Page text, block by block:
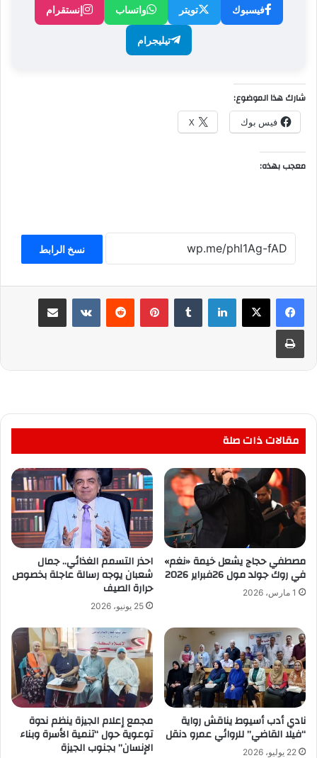
فيسبوك تويتر واتساب إنستقرام
تيليجرام
شارك هذا الموضوع:
فيس بوك X
معجب بهذه:
نسخ الرابط
لينكدإن بينتيريست مشاركة عبر البريد
طباعة
مقالات ذات صلة
مصطفي حجاج يشعل خيمة «نغم»
في روك جولد مول 26فبراير 2026
1 مارس، 2026
احذر التسمم الغذائي.. جمال
شعبان يوجه رسالة عاجلة بخصوص
حرارة الصيف
25 يونيو، 2026
نادي أدب أسيوط يناقش رواية
“فيلا القاضي” للروائي عمرو دنقل
22 يوليو، 2026
مجمع إعلام الجيزة ينظم ندوة
توعوية حول “تنمية الأسرة وبناء
الإنسان” بجنوب الجيزة